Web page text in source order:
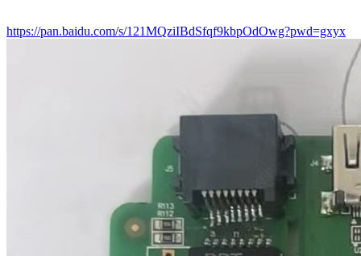
https://pan.baidu.com/s/121MQziIBdSfqf9kbpOdOwg?pwd=gxyx